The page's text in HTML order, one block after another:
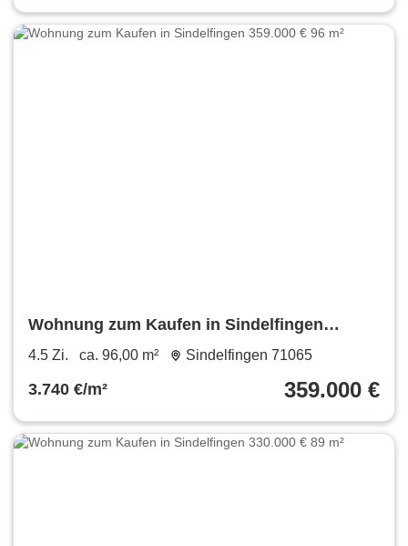
Wohnung zum Kaufen in Sindelfingen
359.000 € 96 m²
4.5 Zi. ca. 96,00 m² Sindelfingen 71065
3.740 €/m² 359.000 €